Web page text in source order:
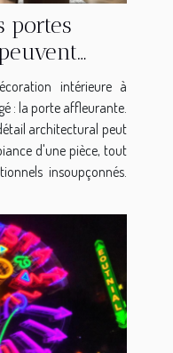
portes
de
?
intérieure à
: la porte affleurante.
architectural peut
d'une pièce, tout
insoupçonnés.